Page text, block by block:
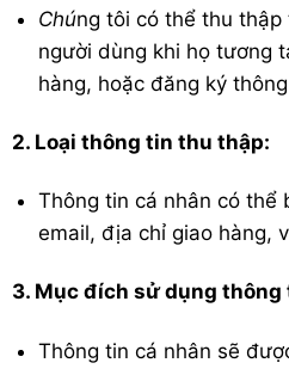
Chúng tôi có thể thu
người dùng khi họ tương
hàng, hoặc đăng ký
2. Loại thông tin thu thập:
Thông tin cá nhân có thể
email, địa chỉ giao hàng,
3. Mục đích sử dụng thông
Thông tin cá nhân sẽ